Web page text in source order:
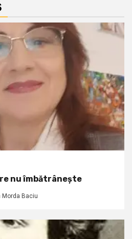
nu îmbătrânește
Morda Baciu